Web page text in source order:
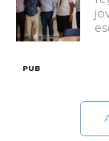
PUB